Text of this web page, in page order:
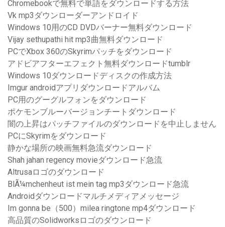
Chromebookで無料で単語をダウンロードする方法
Vk mp3ダウンローダーアンドロイド
Windows 10用のCD DVDバーナー無料ダウンロード
Vijay sethupathi hit mp3曲無料ダウンロード
PCでXbox 360のSkyrimパッチをダウンロード
アドビアフターエフェクト無料ダウンロードtumblr
Windows 10ダウンロードディスクの作成方法
Imgur androidアプリダウンロードアルバム
PC用のグーグルフォンをダウンロード
ポケモンブルーバージョンチートダウンロード
闇の上昇はパッチファイルのダウンロードを中止しません
PCにSkyrimをダウンロード
静かな場所の映画無料急流ダウンロード
Shah jahan regency movieダウンロード急流
Altrusaロゴのダウンロード
BlÃ¼mchenheut ist mein tag mp3ダウンロード急流
Androidダウンロードマルチメディアメッセージ
Im gonna be（500）milea ringtone mp4ダウンロード
高品質のSolidworksロゴのダウンロード